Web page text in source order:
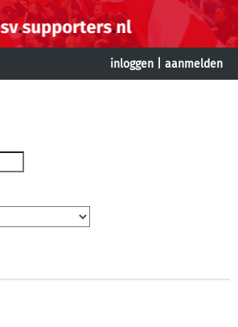
inloggen aanmelden